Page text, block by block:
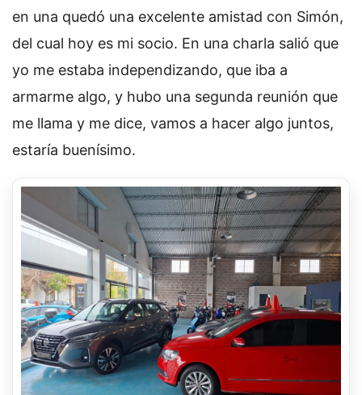
en una quedó una excelente amistad con Simón,
del cual hoy es mi socio. En una charla salió que
yo me estaba independizando, que iba a
armarme algo, y hubo una segunda reunión que
me llama y me dice, vamos a hacer algo juntos,
estaría buenísimo.